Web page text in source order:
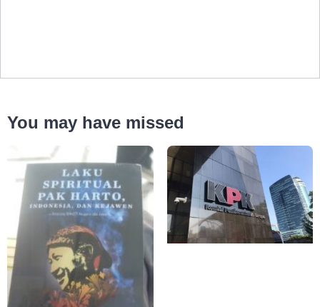
You may have missed